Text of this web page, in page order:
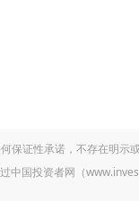
保证性承诺，不存在明
中国投资者网（